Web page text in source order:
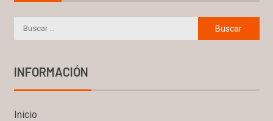
INFORMACIÓN
Inicio